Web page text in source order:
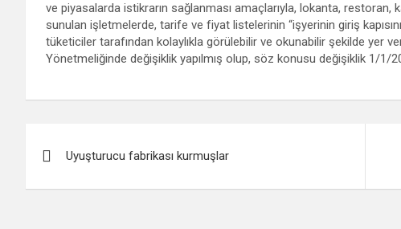
ve piyasalarda istikrarın sağlanması amaçlarıyla, lokanta,
sunulan işletmelerde, tarife ve fiyat listelerinin “işyerinin giriş
tüketiciler tarafından kolaylıkla görülebilir ve okunabilir şekilde yer
Yönetmeliğinde değişiklik yapılmış olup, söz konusu değişiklik 1/1/
gezinmesi
Uyuşturucu fabrikası kurmuşlar